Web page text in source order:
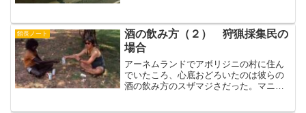
たそうですが、渋滞の道路...
館長ノート
酒の飲み方（２） 狩猟採集民の
場合
アーネムランドでアボリジニの村に住ん
でいたころ、心底おどろいたのは彼らの
酒の飲み方のスザマジさだった。マニン